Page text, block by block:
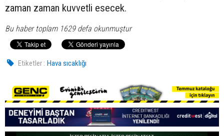
zaman zaman kuvvetli esecek.
Bu haber toplam 1629 defa okunmuştur
Etiketler : Hava sıcaklığı